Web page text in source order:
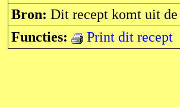
Bron: Dit recept komt uit
Functies:
Print dit recept